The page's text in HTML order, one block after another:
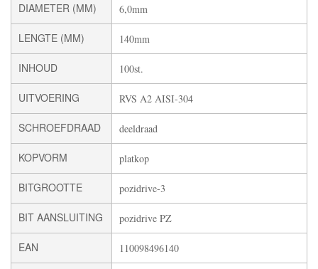
DIAMETER (MM) 6,0mm
LENGTE (MM) 140mm
INHOUD 100st.
UITVOERING RVS A2 AISI-304
SCHROEFDRAAD deeldraad
KOPVORM platkop
BITGROOTTE pozidrive-3
BIT AANSLUITING pozidrive PZ
EAN 110098496140